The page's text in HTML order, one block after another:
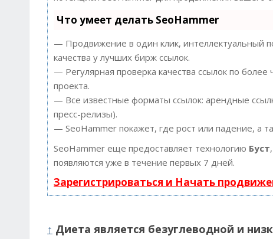
Что умеет делать SeoHammer
— Продвижение в один клик, интеллектуальный
качества у лучших бирж ссылок.
— Регулярная проверка качества ссылок по
проекта.
— Все известные форматы ссылок: арендные
пресс-релизы).
— SeoHammer покажет, где рост или падение, а
SeoHammer еще предоставляет технологию Буст
появляются уже в течение первых 7 дней.
Зарегистрироваться и Начать
↑ Диета является безуглеводной и